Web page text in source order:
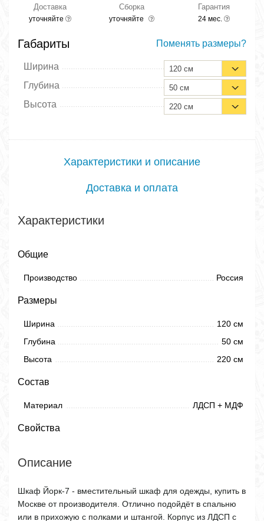
Доставка
уточняйте
Сборка
уточняйте
Гарантия
24 мес.
Габариты Поменять размеры?
Ширина 120 см
Глубина 50 см
Высота 220 см
Характеристики и описание
Доставка и оплата
Характеристики
Общие
Производство Россия
Размеры
Ширина
120 см
Глубина
50 см
Высота
220 см
Состав
Материал ЛДСП + МДФ
Свойства
Описание
Шкаф Йорк-7 - вместительный шкаф для одежды, купить в
Москве от производителя. Отлично подойдёт в спальню
или в прихожую с полками и штангой. Корпус из ЛДСП с